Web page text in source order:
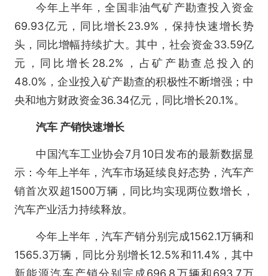
今年上半年，全国非油气矿产勘查投入资金
69.93亿元，同比增长23.9%，保持快速增长势
头，同比增幅持续扩大。其中，社会资金33.59亿
元，同比增长28.2%，占矿产勘查总投入的
48.0%，企业投入矿产勘查的积极性不断增强；中
央和地方财政资金36.34亿元，同比增长20.1%。
汽车 产销快速增长
中国汽车工业协会7月10日发布的最新数据显
示：今年上半年，汽车市场延续良好态势，汽车产
销首次双超1500万辆，同比均实现两位数增长，
汽车产业活力持续释放。
今年上半年，汽车产销分别完成1562.1万辆和
1565.3万辆，同比分别增长12.5%和11.4%，其中
新能源汽车产销分别完成696.8万辆和693.7万